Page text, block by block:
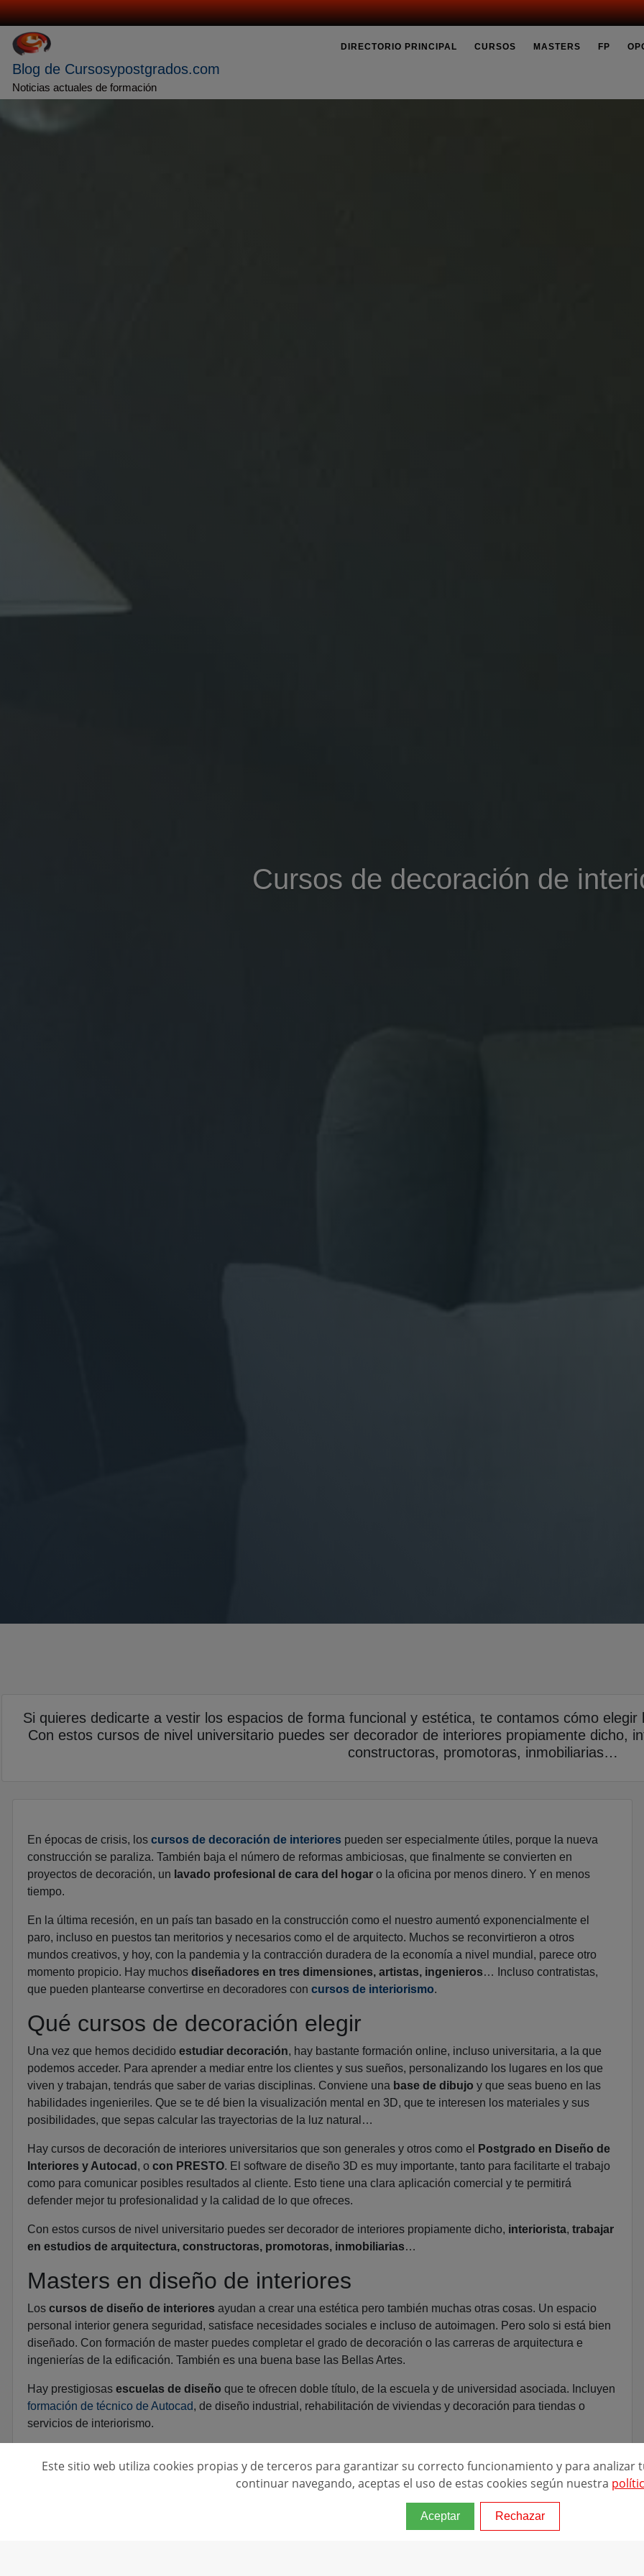
Saltar
al
contenido
Blog de Cursosypostgrados.com
Noticias actuales de formación
DIRECTORIO PRINCIPAL CURSOS MASTERS FP
Cursos de decoración de
Si quieres dedicarte a vestir los espacios de forma funcional y estética, te contamos cómo
Con estos cursos de nivel universitario puedes ser decorador de interiores propiamente dicho,
constructoras, promotoras, inmobiliarias…
En épocas de crisis, los cursos de decoración de interiores pueden ser especialmente útiles, porque la nueva
construcción se paraliza. También baja el número de reformas ambiciosas, que finalmente se convierten en
proyectos de decoración, un lavado profesional de cara del hogar o la oficina por menos dinero. Y en menos
tiempo.
En la última recesión, en un país tan basado en la construcción como el nuestro aumentó exponencialmente el
paro, incluso en puestos tan meritorios y necesarios como el de arquitecto. Muchos se reconvirtieron a otros
mundos creativos, y hoy, con la pandemia y la contracción duradera de la economía a nivel mundial, parece otro
momento propicio. Hay muchos diseñadores en tres dimensiones, artistas, ingenieros… Incluso contratistas,
que pueden plantearse convertirse en decoradores con cursos de interiorismo.
Qué cursos de decoración elegir
Una vez que hemos decidido estudiar decoración, hay bastante formación online, incluso universitaria, a la que
podemos acceder. Para aprender a mediar entre los clientes y sus sueños, personalizando los lugares en los que
viven y trabajan, tendrás que saber de varias disciplinas. Conviene una base de dibujo y que seas bueno en las
habilidades ingenieriles. Que se te dé bien la visualización mental en 3D, que te interesen los materiales y sus
posibilidades, que sepas calcular las trayectorias de la luz natural…
Hay cursos de decoración de interiores universitarios que son generales y otros como el
Postgrado en Diseño de
Interiores y Autocad , o con PRESTO. El software de diseño 3D es muy importante, tanto para facilitarte el trabajo
como para comunicar posibles resultados al cliente. Esto tiene una clara aplicación comercial y te permitirá
defender mejor tu profesionalidad y la calidad de lo que ofreces.
Con estos cursos de nivel universitario puedes ser decorador de interiores propiamente dicho, interiorista, trabajar
en estudios de arquitectura, constructoras, promotoras, inmobiliarias…
Masters en diseño de interiores
Los cursos de diseño de interiores ayudan a crear una estética pero también muchas otras cosas. Un espacio
personal interior genera seguridad, satisface necesidades sociales e incluso de autoimagen. Pero solo si está bien
diseñado. Con formación de master puedes completar el grado de decoración o las carreras de arquitectura e
ingenierías de la edificación. También es una buena base las Bellas Artes.
Hay prestigiosas escuelas de diseño que te ofrecen doble título, de la escuela y de universidad asociada. Incluyen
formación de técnico de Autocad, de diseño industrial, rehabilitación de viviendas y decoración para tiendas o
servicios de interiorismo.
Este sitio web utiliza cookies propias y de terceros para garantizar su correcto funcionamiento y para analizar
continuar navegando, aceptas el uso de estas cookies según nuestra
Aceptar Rechazar